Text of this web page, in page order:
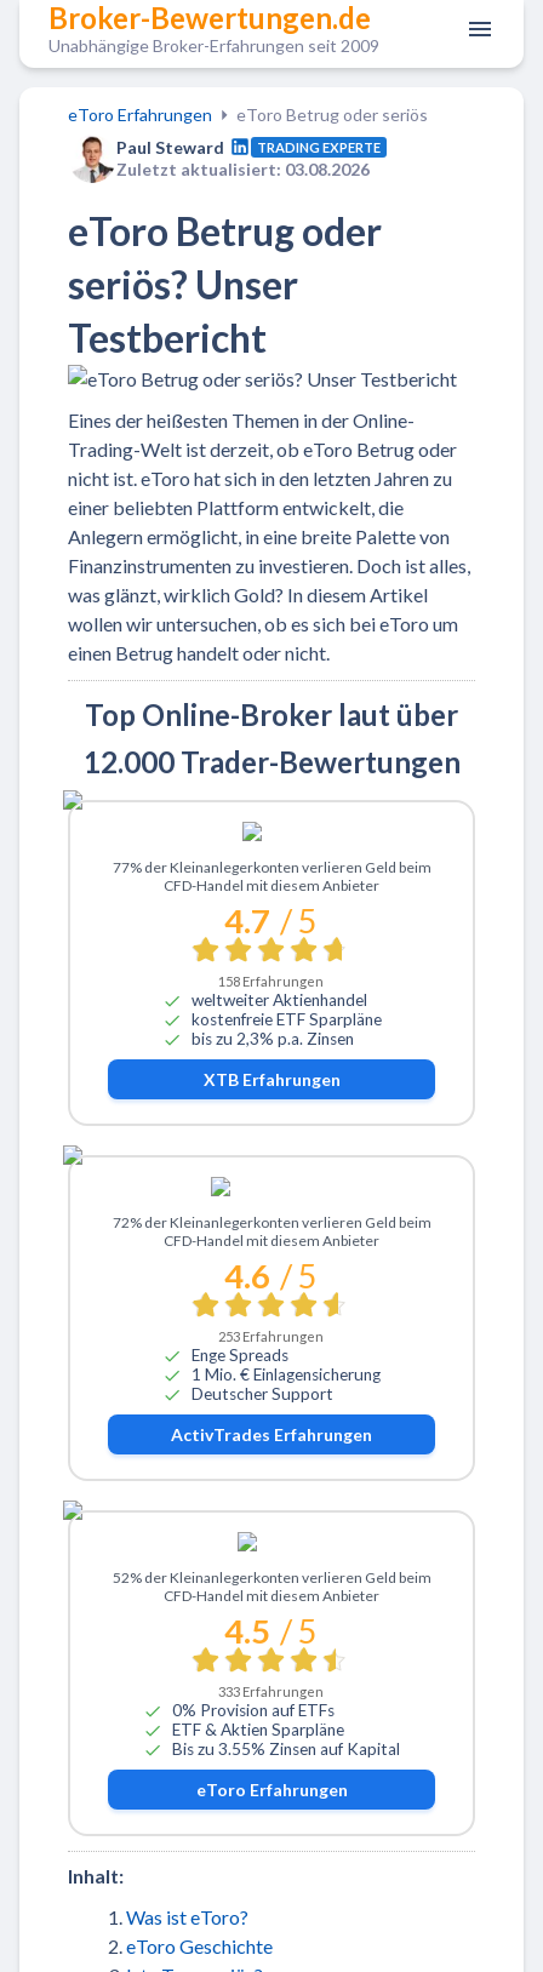
Broker-Bewertungen.de
Unabhängige Broker-Erfahrungen seit 2009
eToro Erfahrungen
eToro Betrug oder seriös
Paul Steward
TRADING EXPERTE
Zuletzt aktualisiert: 03.08.2026
eToro Betrug oder
seriös? Unser
Testbericht
Eines der heißesten Themen in der Online-
Trading-Welt ist derzeit, ob eToro Betrug oder
nicht ist. eToro hat sich in den letzten Jahren zu
einer beliebten Plattform entwickelt, die
Anlegern ermöglicht, in eine breite Palette von
Finanzinstrumenten zu investieren. Doch ist alles,
was glänzt, wirklich Gold? In diesem Artikel
wollen wir untersuchen, ob es sich bei eToro um
einen Betrug handelt oder nicht.
Top Online-Broker laut über
12.000 Trader-Bewertungen
Zu XTB
77% der Kleinanlegerkonten verlieren Geld beim
CFD-Handel mit diesem Anbieter
4.7 / 5
158 Erfahrungen
weltweiter Aktienhandel
kostenfreie ETF Sparpläne
bis zu 2,3% p.a. Zinsen
XTBErfahrungen
Zu ActivTrades
72% der Kleinanlegerkonten verlieren Geld beim
CFD-Handel mit diesem Anbieter
4.6 / 5
253 Erfahrungen
Enge Spreads
1 Mio. € Einlagensicherung
Deutscher Support
ActivTrades Erfahrungen
Zu eToro
52% der Kleinanlegerkonten verlieren Geld beim
CFD-Handel mit diesem Anbieter
4.5 / 5
333 Erfahrungen
0% Provision auf ETFs
ETF & Aktien Sparpläne
Bis zu 3.55% Zinsen auf Kapital
eToro Erfahrungen
Inhalt:
Was ist eToro?
eToro Geschichte